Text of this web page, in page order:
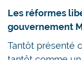
Les réformes
gouvernement
Tantôt présenté